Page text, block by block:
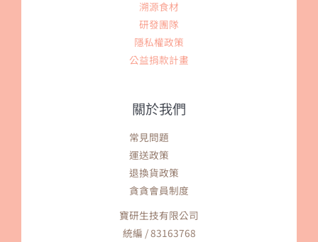
溯源食材
研發團隊
隱私權政策
公益捐款計畫
關於我們
常見問題
運送政策
退換貨政策
貪貪會員制度
寶研生技有限公司
統編 / 83163768